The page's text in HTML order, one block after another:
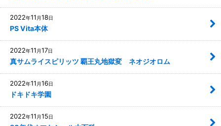
2022年11 月18日
PS Vita本体
2022年11 月17日
真サムライスピリッツ 覇王丸地獄変 ネオジオロム
2022年11 月16日
ドキドキ学園
2022年11 月15日